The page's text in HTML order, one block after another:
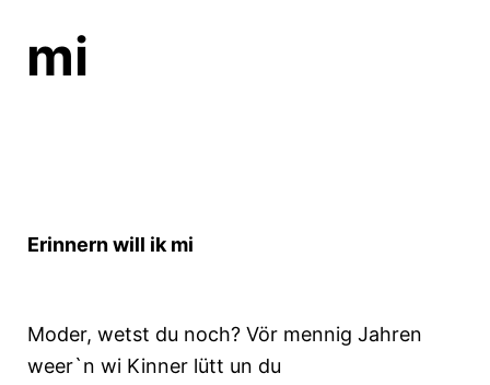
mi
Erinnern will ik mi
Moder, wetst du noch? Vör mennig Jahren
weer`n wi Kinner lütt un du